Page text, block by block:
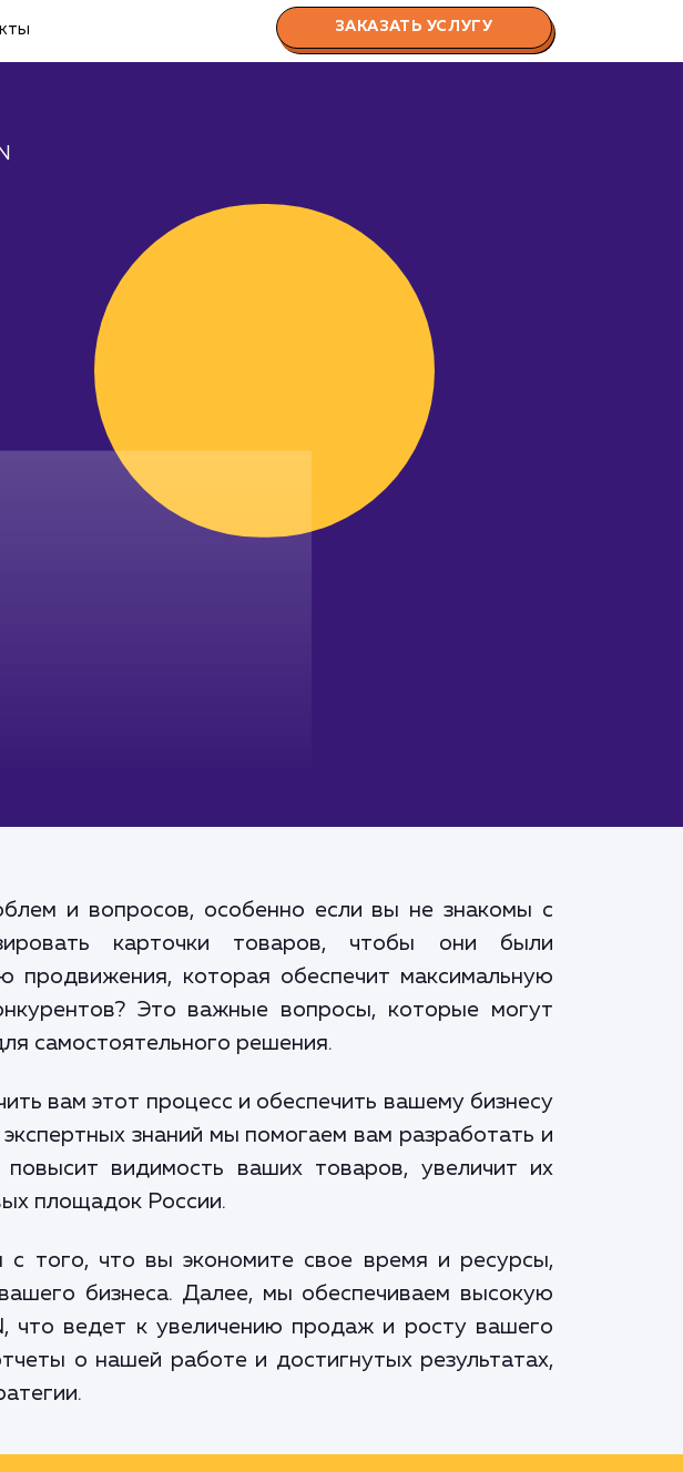
ЗАКАЗАТЬ УСЛУГУ
и вопросов, особенно если вы не знакомы с
карточки товаров, чтобы они были
продвижения, которая обеспечит максимальную
Это важные вопросы, которые могут
самостоятельного решения.
вам этот процесс и обеспечить вашему бизнесу
знаний мы помогаем вам разработать и
видимость ваших товаров, увеличит их
площадок России.
того, что вы экономите свое время и ресурсы,
бизнеса. Далее, мы обеспечиваем высокую
что ведет к увеличению продаж и росту вашего
о нашей работе и достигнутых результатах,